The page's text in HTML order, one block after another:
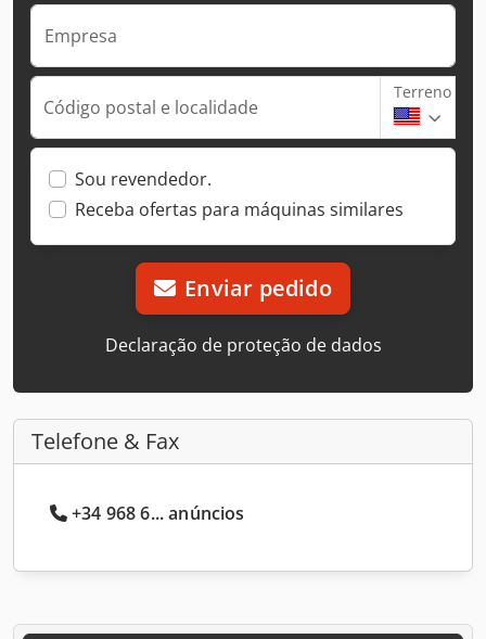
Empresa
Código postal e localidade
Terreno
Sou revendedor.
Receba ofertas para máquinas similares
Enviar pedido
Declaração de proteção de dados
Telefone & Fax
+34 968 6... anúncios